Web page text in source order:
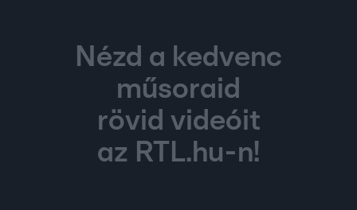
Nézd a kedvenc
műsoraid
rövid videóit
az RTL.hu-n!